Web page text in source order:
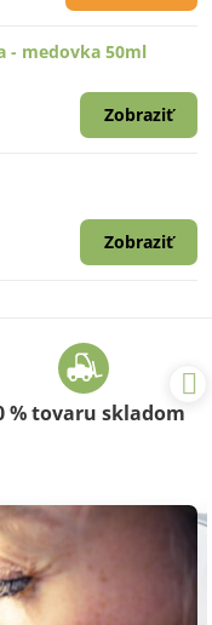
- medovka 50ml
Zobraziť
Zobraziť
% tovaru skladom